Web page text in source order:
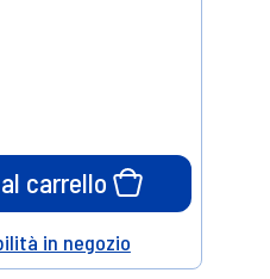
carrello
in negozio